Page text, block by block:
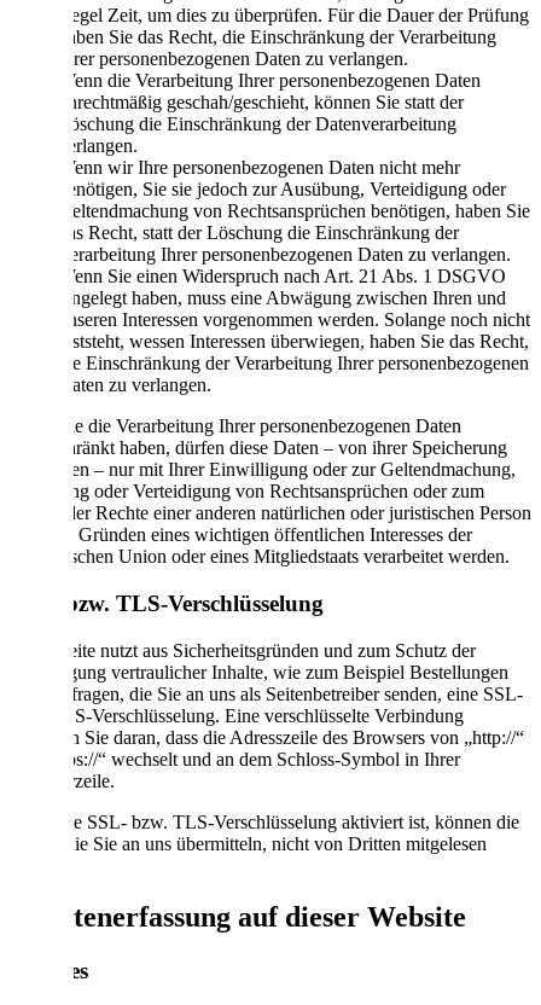
Regel Zeit, um dies zu überprüfen. Für die Dauer der Prüfung
haben Sie das Recht, die Einschränkung der Verarbeitung
Ihrer personenbezogenen Daten zu verlangen.
Wenn die Verarbeitung Ihrer personenbezogenen Daten
unrechtmäßig geschah/geschieht, können Sie statt der
Löschung die Einschränkung der Datenverarbeitung
verlangen.
Wenn wir Ihre personenbezogenen Daten nicht mehr
benötigen, Sie sie jedoch zur Ausübung, Verteidigung oder
Geltendmachung von Rechtsansprüchen benötigen, haben Sie
das Recht, statt der Löschung die Einschränkung der
Verarbeitung Ihrer personenbezogenen Daten zu verlangen.
Wenn Sie einen Widerspruch nach Art. 21 Abs. 1 DSGVO
eingelegt haben, muss eine Abwägung zwischen Ihren und
unseren Interessen vorgenommen werden. Solange noch nicht
feststeht, wessen Interessen überwiegen, haben Sie das Recht,
die Einschränkung der Verarbeitung Ihrer personenbezogenen
Daten zu verlangen.
Wenn Sie die Verarbeitung Ihrer personenbezogenen Daten
eingeschränkt haben, dürfen diese Daten – von ihrer Speicherung
abgesehen – nur mit Ihrer Einwilligung oder zur Geltendmachung,
Ausübung oder Verteidigung von Rechtsansprüchen oder zum
Schutz der Rechte einer anderen natürlichen oder juristischen Person
oder aus Gründen eines wichtigen öffentlichen Interesses der
Europäischen Union oder eines Mitgliedstaats verarbeitet werden.
SSL- bzw. TLS-Verschlüsselung
Diese Seite nutzt aus Sicherheitsgründen und zum Schutz der
Übertragung vertraulicher Inhalte, wie zum Beispiel Bestellungen
oder Anfragen, die Sie an uns als Seitenbetreiber senden, eine SSL-
bzw. TLS-Verschlüsselung. Eine verschlüsselte Verbindung
erkennen Sie daran, dass die Adresszeile des Browsers von „http://“
auf „https://“ wechselt und an dem Schloss-Symbol in Ihrer
Browserzeile.
Wenn die SSL- bzw. TLS-Verschlüsselung aktiviert ist, können die
Daten, die Sie an uns übermitteln, nicht von Dritten mitgelesen
4. Datenerfassung auf dieser Website
Cookies